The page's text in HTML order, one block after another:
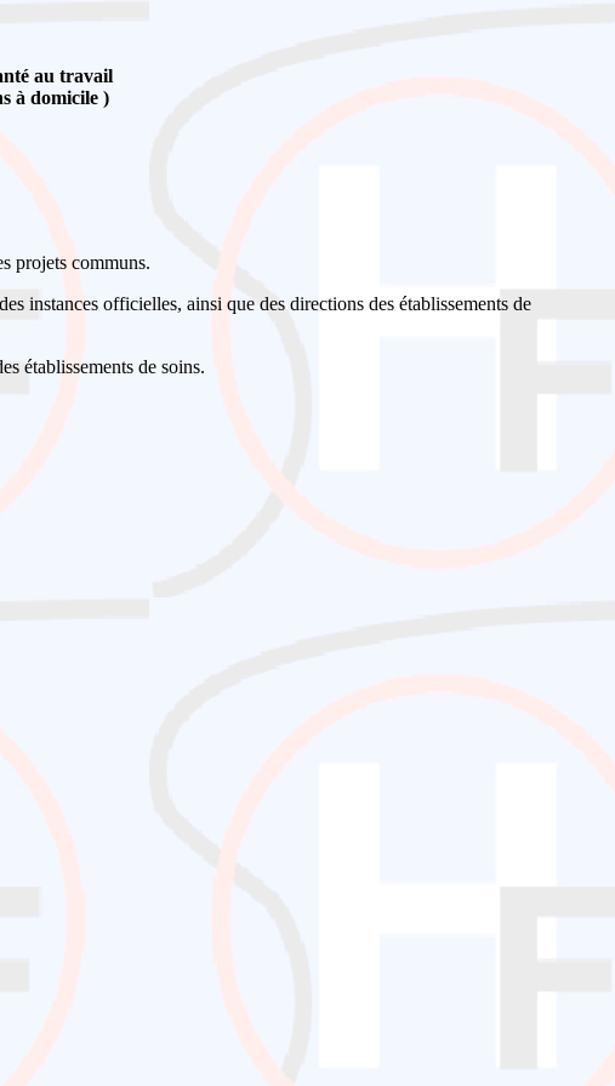
au travail
à domicile )
projets communs.
instances officielles, ainsi que des directions des établissements de
établissements de soins.